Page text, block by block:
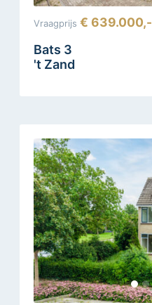
Vraagprijs € 639.000,-
Bats 3
't Zand